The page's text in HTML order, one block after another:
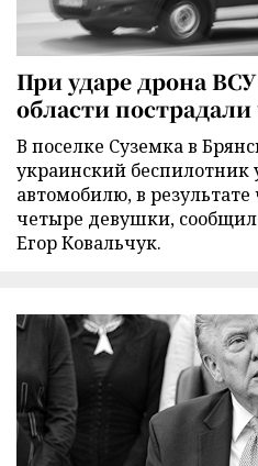
При ударе дрона
области
В поселке Суземка в
украинский беспилотник
автомобилю, в
четыре девушки,
Егор Ковальчук.